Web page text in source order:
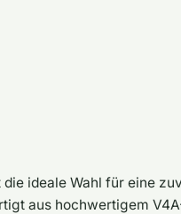
ideale Wahl für eine
aus hochwertigem